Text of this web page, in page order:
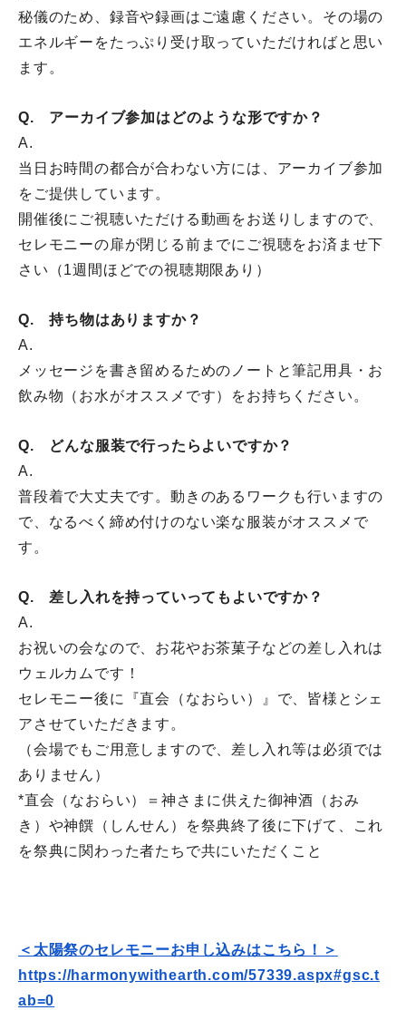
秘儀のため、録音や録画はご遠慮ください。 その場の
エネルギーをたっぷり受け取っていただければと思い
ます 。
Q. アーカイブ参加はどのような形ですか？
A.
当日お時間の都合が合わない方には、 アーカイブ参加
をご提供しています。
開催後にご視聴いただける動画をお送りしますので、
セレモニーの扉が閉じる前までにご視聴をお済ませ下
さい（1週間ほどでの視聴期限あり）
Q. 持ち物はありますか？
A.
メッセージを書き留めるためのノートと筆記用具・お
飲み物（ お水がオススメです）をお持ちください。
Q. どんな服装で行ったらよいですか？
A.
普段着で大丈夫です。動きのあるワークも行いますの
で、 なるべく締め付けのない楽な服装がオススメで
す。
Q. 差し入れを持っていってもよいですか？
A.
お祝いの会なので、 お花やお茶菓子などの差し入れは
ウェルカムです！
セレモニー後に『直会（なおらい）』で、 皆様とシェ
アさせていただきます。
（会場でもご用意しますので、差し入れ等は必須では
ありません）
*直会（なおらい）＝神さまに供えた御神酒（おみ
き）や神饌（ しんせん）を祭典終了後に下げて、
これ
を祭典に関わった者たちで共にいただくこと
＜太陽祭のセレモニーお申し込みはこちら！＞
https://harmonywithearth.com/57339.aspx#gsc.t
ab=0